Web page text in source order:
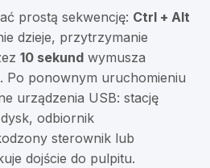
prostą sekwencję: Ctrl + Alt
dzieje, przytrzymanie
10 sekund wymusza
Po ponownym uruchomieniu
urządzenia USB: stację
odbiornik
sterownik lub
dojście do pulpitu.